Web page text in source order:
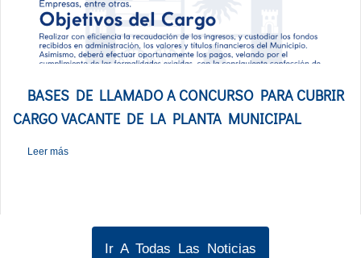
BASES DE LLAMADO A CONCURSO PARA CUBRIR
CARGO VACANTE DE LA PLANTA MUNICIPAL
Leer más
Ir A Todas Las Noticias